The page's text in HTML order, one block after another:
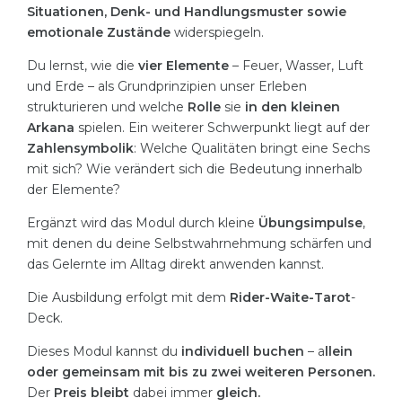
Situationen, Denk- und Handlungsmuster sowie
emotionale Zustände widerspiegeln.
Du lernst, wie die vier Elemente – Feuer, Wasser, Luft
und Erde – als Grundprinzipien unser Erleben
strukturieren und welche Rolle sie in den kleinen
Arkana spielen. Ein weiterer Schwerpunkt liegt auf der
Zahlensymbolik: Welche Qualitäten bringt eine Sechs
mit sich? Wie verändert sich die Bedeutung innerhalb
der Elemente?
Ergänzt wird das Modul durch kleine Übungsimpulse,
mit denen du deine Selbstwahrnehmung schärfen und
das Gelernte im Alltag direkt anwenden kannst.
Die Ausbildung erfolgt mit dem Rider-Waite-Tarot-
Deck.
Dieses Modul kannst du individuell buchen – allein
oder gemeinsam mit bis zu zwei weiteren Personen.
Der Preis bleibt dabei immer gleich.